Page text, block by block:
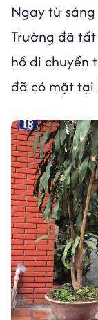
Ngay từ
Trường đã
hồ di chuyển
đã có mặt tại